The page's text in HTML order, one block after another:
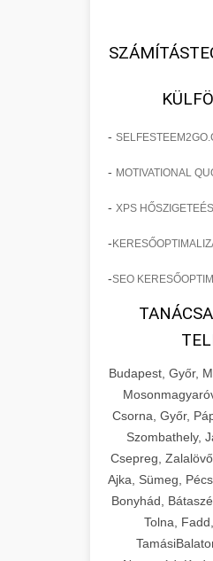
-
- MOTIVATIONAL
- XPS
-
-SEO
Budapest, Győr,
Csorna, Győr,
Szombathely,
Csepreg,
Ajka, Sümeg,
Bonyhád,
Tolna,